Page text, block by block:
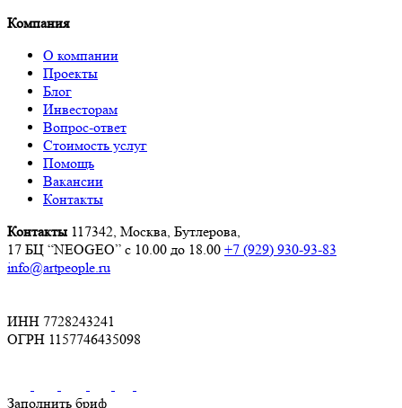
Компания
О компании
Проекты
Блог
Инвесторам
Вопрос-ответ
Стоимость услуг
Помощь
Вакансии
Контакты
Контакты 117342, Москва, Бутлерова,
17 БЦ “NEOGEO” с 10.00 до 18.00 +7 (929) 930-93-83
info@artpeople.ru
ИНН 7728243241
ОГРН 1157746435098
Заполнить бриф